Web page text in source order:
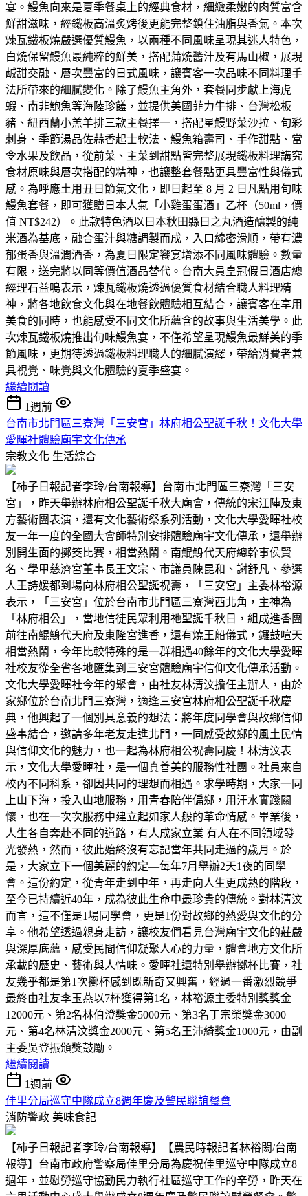
宴。鰻魚向來是夏季餐桌上的經典食材，細緻柔嫩的肉質富含
鮮甜滋味，經鐵板高溫炙烤後更能完整鎖住油脂與香氣。本次
煉瓦鐵板燒嚴選優質鰻魚，以兩種不同風味呈現其迷人特色，
白燒保留鰻魚最純粹的鮮美，搭配蒲燒醬汁及有馬山椒，展現
鹹甜交融、層次豐富的日式風味，讓賓客一次品味不同料理手
法所帶來的細膩變化。除了鰻魚主角外，套餐同步獻上海虎
蝦、南非鮑魚等海陸珍饈，並提供美國菲力牛排、台灣松板
豬、紐西蘭小羔羊排三款主餐擇一，搭配星鰻野菜沙拉、旬彩
刺身、季節湯品佐蒜香起士軟法、鰻魚箱壽司、手作甜點、當
令水果及飲品，從前菜、主菜到甜點皆完整展現鐵板料理講究
食材原味與層次搭配的精神，也讓整套餐點更具豐富性與儀式
感。為呼應土用丑日節氣文化，即日起至 8 月 2 日凡點用旬味
鰻魚套餐，即可獲贈日本人氣「小雞蛋蛋酒」乙杯（50ml，價
值 NT$242）。此款特色酒以日本秋田縣日之丸酒造釀製的純
米酒為基底，融合蛋汁與糖調製而成，入口綿密滑順，帶有濃
郁蛋香與溫潤酒香，為夏日限定饗宴增添不同風味體驗。數量
有限，送完將以同等價值酒品替代。台南大員皇冠假日酒店總
經理石益鳴表示，煉瓦鐵板燒透過優質食材結合職人料理精
神，將各地飲食文化與在地餐飲體驗相互結合，讓賓客在享用
美食的同時，也能感受不同文化所蘊含的故事與生活美學。此
次煉瓦鐵板燒推出旬味鰻魚宴，不僅希望呈現鰻魚最鮮美的季
節風味，更期待透過鐵板料理職人的細膩演繹，帶給消費者兼
具視覺、味覺與文化體驗的夏季盛宴。
繼續閱讀
1週前
台南市北門區三寮灣「三安宮」林府相公聖誕千秋！文化大學
愛暉社體驗廟宇文化傳承
宗教文化 生活綜合
【柿子日報記者李玲/台南報導】台南市北門區三寮灣「三安
宮」，昨天舉辦林府相公聖誕千秋大廟會，傳統的宋江陣及東
方藝術團表演，還有文化藝術祭系列活動，文化大學愛暉社校
友一年一度的全國大會師特別安排體驗廟宇文化傳承，還舉辦
別開生面的擲筊比賽，相當熱鬧。南鯤鯓代天府總幹事侯賢
名、學甲慈濟宮董事長王文宗、市議員陳昆和、謝舒凡、參選
人王詩媛都到場向林府相公聖誕祝壽，「三安宮」主委林裕源
表示，「三安宮」位於台南市北門區三寮灣西北角，主神為
「林府相公」，當地信徒民眾利用祂聖誕千秋日，組成進香團
前往南鯤鯓代天府及東隆宮進香，還有燒王船儀式，鑼鼓喧天
相當熱鬧，今年比較特殊的是一群相遇40餘年的文化大學愛暉
社校友從全省各地匯集到三安宮體驗廟宇信仰文化傳承活動。
文化大學愛暉社今年的聚會，由社友林清汶擔任主辦人，由於
家鄉位於台南北門三寮灣，適逢三安宮林府相公聖誕千秋慶
典，他興起了一個別具意義的想法：將年度同學會與故鄉信仰
盛事結合，邀請多年老友走進北門，一同感受故鄉的風土民情
與信仰文化的魅力，也一起為林府相公祝壽同慶！林清汶表
示，文化大學愛暉社，是一個真善美的服務性社團。社員來自
校內不同科系，卻因共同的理想而相遇。求學時期，大家一同
上山下海，投入山地服務，用青春陪伴偏鄉，用汗水實踐關
懷，也在一次次服務中建立起如家人般的革命情感。畢業後，
人生各自奔赴不同的道路，有人成家立業 有人在不同領域發
光發熱，然而，彼此始終沒有忘記當年共同走過的歲月。於
是，大家立下一個美麗的約定—每年7月舉辦2天1夜的同學
會。這份約定，從青年走到中年，再走向人生更成熟的階段，
至今已持續近40年，成為彼此生命中最珍貴的傳統。對林清汶
而言，這不僅是1場同學會，更是1份對故鄉的熱愛與文化的分
享。他希望透過親身走訪，讓校友們看見台灣廟宇文化的莊嚴
與深厚底蘊，感受民間信仰凝聚人心的力量，體會地方文化所
承載的歷史、藝術與人情味。愛暉社還特別舉辦擲杯比賽，社
友幾乎都是第1次擲杯感到既新奇又興奮，經過一番激烈競爭
最終由社友李玉燕以7杯獲得第1名，林裕源主委特別獎獎金
12000元、第2名林伯澄獎金5000元、第3名丁宗榮獎金3000
元、第4名林清汶獎金2000元、第5名王沛綺獎金1000元，由副
主委吳登振頒獎鼓勵。
繼續閱讀
1週前
佳里分局巡守中隊成立8週年慶及警民聯誼餐會
消防警政 美味食記
【柿子日報記者李玲/台南報導】【農民時報記者林裕閎/台南
報導】台南市政府警察局佳里分局為慶祝佳里巡守中隊成立8
週年，並慰勞巡守協勤民力執行社區巡守工作的辛勞，昨天在